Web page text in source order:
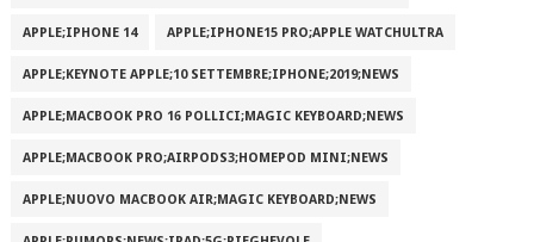
APPLE;IPHONE 14 APPLE;IPHONE15 PRO;APPLE WATCHULTRA
APPLE;KEYNOTE APPLE;10 SETTEMBRE;IPHONE;2019;NEWS
APPLE;MACBOOK PRO 16 POLLICI;MAGIC KEYBOARD;NEWS
APPLE;MACBOOK PRO;AIRPODS3;HOMEPOD MINI;NEWS
APPLE;NUOVO MACBOOK AIR;MAGIC KEYBOARD;NEWS